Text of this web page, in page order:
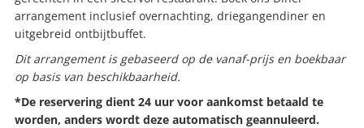
arrangement inclusief overnachting, driegangendiner en
uitgebreid ontbijtbuffet.
Dit arrangement is gebaseerd op de vanaf-prijs en boekbaar
op basis van beschikbaarheid.
*De reservering dient 24 uur voor aankomst betaald te
worden, anders wordt deze automatisch geannuleerd.